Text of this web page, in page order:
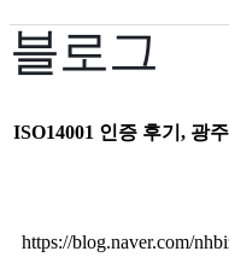
블로그
ISO14001 인증 후기, 광
https://blog.naver.com/